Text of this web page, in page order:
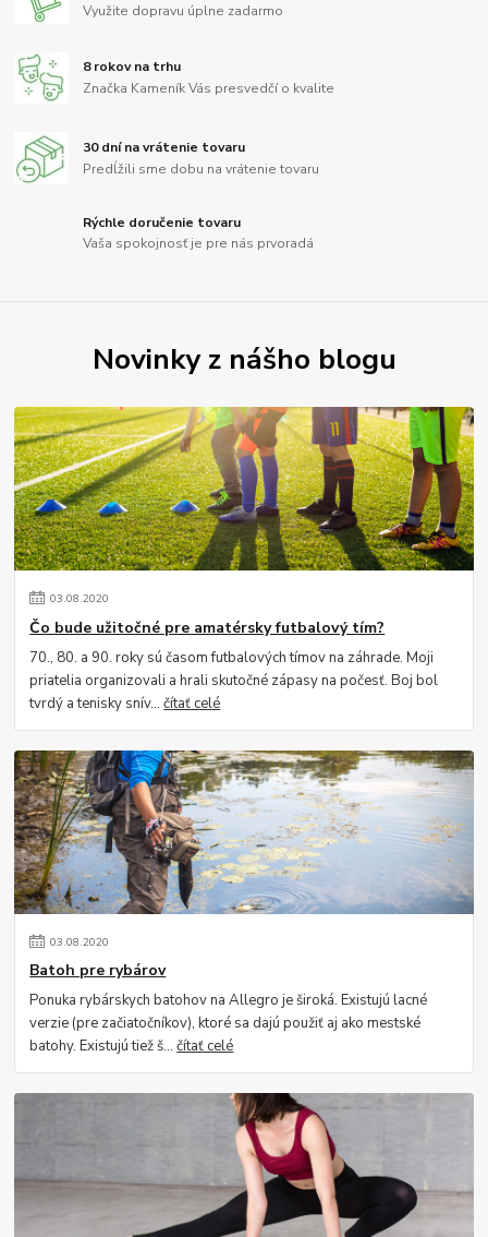
Využite dopravu úplne zadarmo
8 rokov na trhu
Značka Kameník Vás presvedčí o kvalite
30 dní na vrátenie tovaru
Predĺžili sme dobu na vrátenie tovaru
Rýchle doručenie tovaru
Vaša spokojnosť je pre nás prvoradá
Novinky z nášho blogu
03.08.2020
Čo bude užitočné pre amatérsky futbalový tím?
70., 80. a 90. roky sú časom futbalových tímov na záhrade. Moji
priatelia organizovali a hrali skutočné zápasy na počesť. Boj bol
tvrdý a tenisky snív...čítať celé
03.08.2020
Batoh pre rybárov
Ponuka rybárskych batohov na Allegro je široká. Existujú lacné
verzie (pre začiatočníkov), ktoré sa dajú použiť aj ako mestské
batohy. Existujú tiež š...čítať celé